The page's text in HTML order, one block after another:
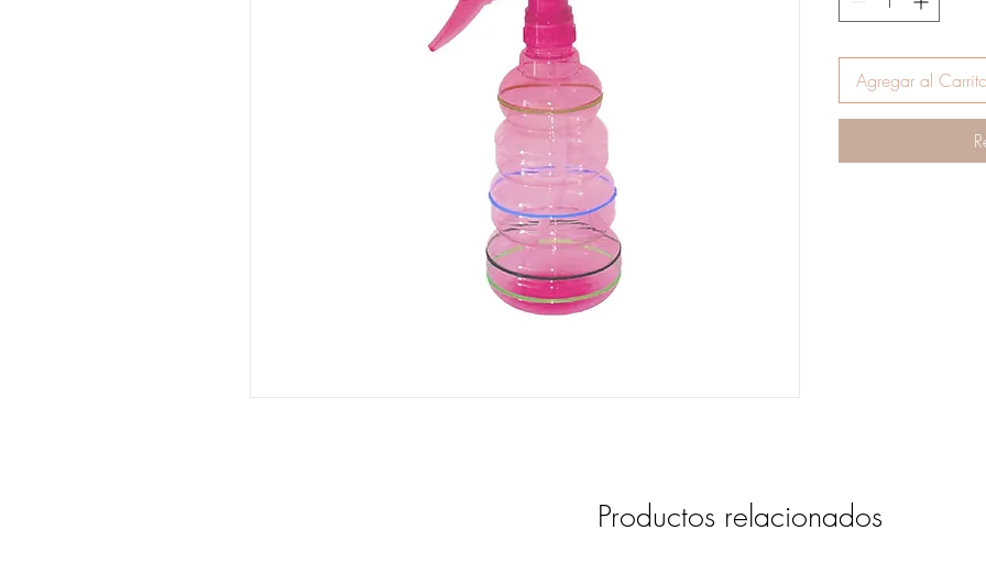
Agregar al
Productos relacionados